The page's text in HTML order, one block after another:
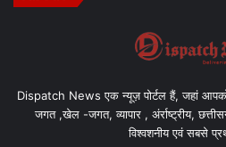
Dispatch News एक न्यूज़ पोर्टल हैं, जहां
जगत ,खेल -जगत, व्यापार , अंर्राष्ट्रीय,
विश्वशनीय एवं सबसे